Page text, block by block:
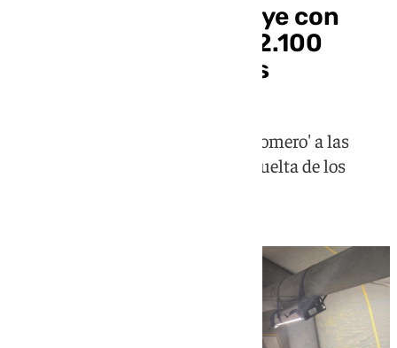
El Rocío 2026 concluye con
normalidad y más de 2.100
atenciones sanitarias
Antonio Sanz desactivó el 'Plan Romero' a las
23.24 horas de este jueves con la vuelta de los